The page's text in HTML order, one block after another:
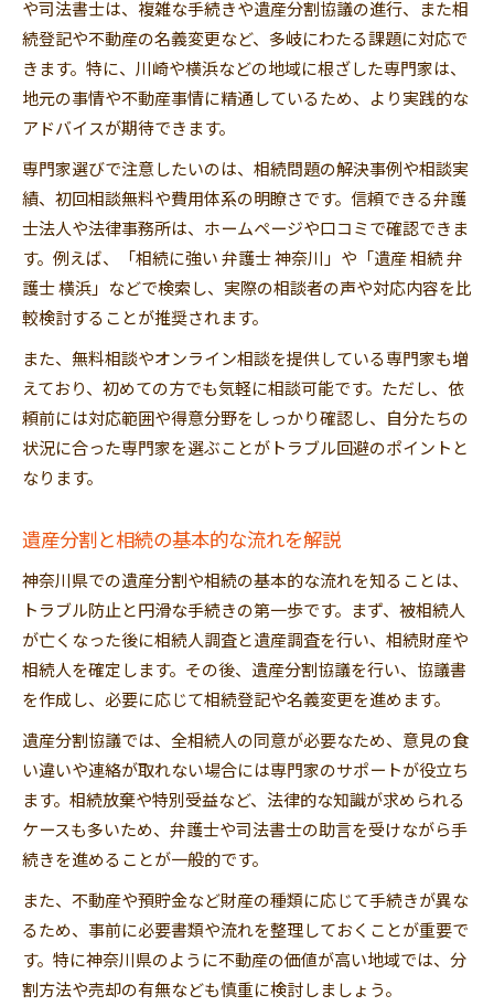
相続トラブルの原因と防止策を詳しく解説
遺産分割協議を円滑に進める秘訣とは
弁護士に相談するメリットと注意点
相続問題を未然に防ぐための実践方法
複数の相続人で揉めないための対策
円滑な相続手続きへの具体的ステップ
相続手続きの流れと必要書類を確認しよう
遺産分割協議書の作成ポイントを解説
司法書士や弁護士の役割を正しく知る
相続登記をスムーズに行うための手順
財産調査や整理の進め方とコツを紹介
もし相続人が複数なら注意すべき点
複数相続人での遺産分割トラブル事例
公平な相続分の決め方と協議の進め方
相続放棄を選択する際の注意点とは
相続トラブル回避のための相談活用術
遺産分割の疑問を解消するポイント集
相続税や分割相続の疑問を丁寧に解説
遺産分割の欠点とメリットを比較検討
相続でもめやすいケースの特徴を知る
親族間の相続トラブル相談先の選び方
相続に強い弁護士への無料相談活用術
や司法書士は、複雑な手続きや遺産分割協議の進行、また相
続登記や不動産の名義変更など、多岐にわたる課題に対応で
きます。特に、川崎や横浜などの地域に根ざした専門家は、
地元の事情や不動産事情に精通しているため、より実践的な
アドバイスが期待できます。
専門家選びで注意したいのは、相続問題の解決事例や相談実
績、初回相談無料や費用体系の明瞭さです。信頼できる弁護
士法人や法律事務所は、ホームページや口コミで確認できま
す。例えば、「相続に強い 弁護士 神奈川」や「遺産 相続 弁
護士 横浜」などで検索し、実際の相談者の声や対応内容を比
較検討することが推奨されます。
また、無料相談やオンライン相談を提供している専門家も増
えており、初めての方でも気軽に相談可能です。ただし、依
頼前には対応範囲や得意分野をしっかり確認し、自分たちの
状況に合った専門家を選ぶことがトラブル回避のポイントと
なります。
遺産分割と相続の基本的な流れを解説
神奈川県での遺産分割や相続の基本的な流れを知ることは、
トラブル防止と円滑な手続きの第一歩です。まず、被相続人
が亡くなった後に相続人調査と遺産調査を行い、相続財産や
相続人を確定します。その後、遺産分割協議を行い、協議書
を作成し、必要に応じて相続登記や名義変更を進めます。
遺産分割協議では、全相続人の同意が必要なため、意見の食
い違いや連絡が取れない場合には専門家のサポートが役立ち
ます。相続放棄や特別受益など、法律的な知識が求められる
ケースも多いため、弁護士や司法書士の助言を受けながら手
続きを進めることが一般的です。
また、不動産や預貯金など財産の種類に応じて手続きが異な
るため、事前に必要書類や流れを整理しておくことが重要で
す。特に神奈川県のように不動産の価値が高い地域では、分
割方法や売却の有無なども慎重に検討しましょう。